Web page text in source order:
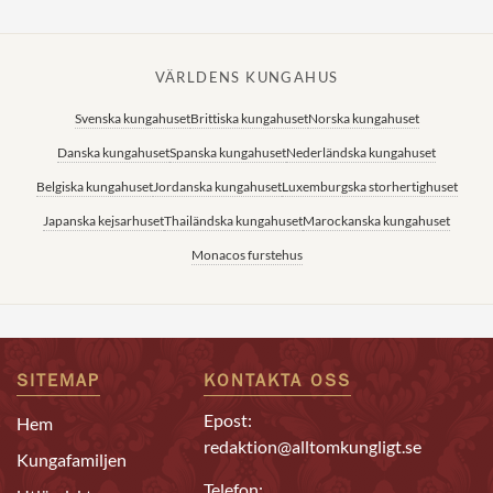
VÄRLDENS KUNGAHUS
Svenska kungahusetBrittiska kungahusetNorska kungahuset
Danska kungahusetSpanska kungahusetNederländska kungahuset
Belgiska kungahusetJordanska kungahusetLuxemburgska storhertighuset
Japanska kejsarhusetThailändska kungahusetMarockanska kungahuset
Monacos furstehus
SITEMAP
Hem
Kungafamiljen
KONTAKTA OSS
Epost:
redaktion@alltomkungligt.se